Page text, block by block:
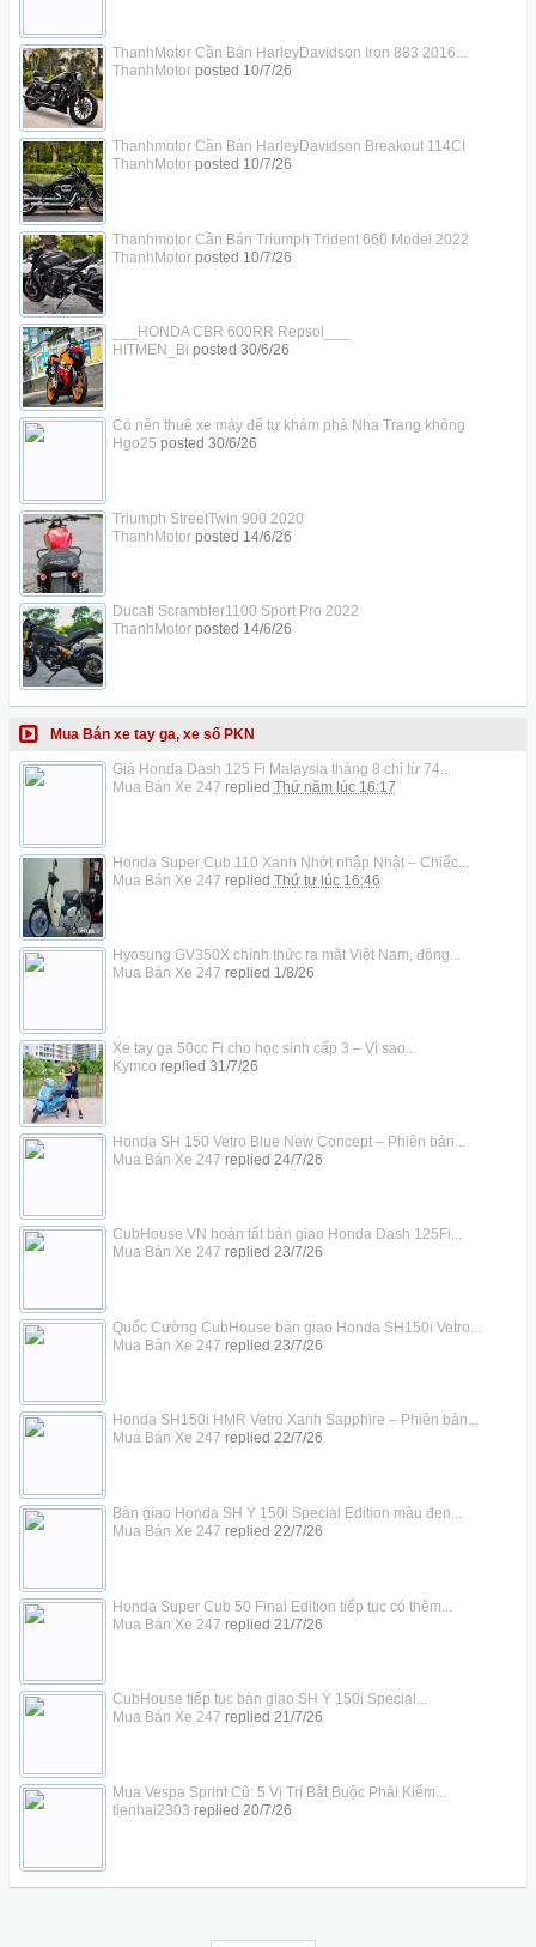
ThanhMotor Cần Bán HarleyDavidson Iron 883 2016...
ThanhMotorposted 10/7/26
Thanhmotor Cần Bán HarleyDavidson Breakout 114CI
ThanhMotorposted 10/7/26
Thanhmotor Cần Bán Triumph Trident 660 Model 2022
ThanhMotorposted 10/7/26
___HONDA CBR 600RR Repsol___
HITMEN_Bi posted 30/6/26
Có nên thuê xe máy để tự khám phá Nha Trang không
Hgo25 posted 30/6/26
Triumph StreetTwin 900 2020
ThanhMotorposted 14/6/26
Ducati Scrambler1100 Sport Pro 2022
ThanhMotorposted 14/6/26
Mua Bán xe tay ga, xe số PKN
Giá Honda Dash 125 Fi Malaysia tháng 8 chỉ từ 74...
Mua Bán Xe 247 replied Thứ năm lúc 16:17
Honda Super Cub 110 Xanh Nhớt nhập Nhật – Chiếc...
Mua Bán Xe 247 replied Thứ tư lúc 16:46
Hyosung GV350X chính thức ra mắt Việt Nam, động...
Mua Bán Xe 247 replied 1/8/26
Xe tay ga 50cc Fi cho học sinh cấp 3 – Vì sao...
Kymco replied 31/7/26
Honda SH 150 Vetro Blue New Concept – Phiên bản...
Mua Bán Xe 247 replied 24/7/26
CubHouse VN hoàn tất bàn giao Honda Dash 125Fi...
Mua Bán Xe 247 replied 23/7/26
Quốc Cường CubHouse bàn giao Honda SH150i Vetro...
Mua Bán Xe 247 replied 23/7/26
Honda SH150i HMR Vetro Xanh Sapphire – Phiên bản...
Mua Bán Xe 247 replied 22/7/26
Bàn giao Honda SH Ý 150i Special Edition màu đen...
Mua Bán Xe 247 replied 22/7/26
Honda Super Cub 50 Final Edition tiếp tục có thêm...
Mua Bán Xe 247 replied 21/7/26
CubHouse tiếp tục bàn giao SH Ý 150i Special...
Mua Bán Xe 247 replied 21/7/26
Mua Vespa Sprint Cũ: 5 Vị Trí Bắt Buộc Phải Kiểm...
tienhai2303 replied 20/7/26